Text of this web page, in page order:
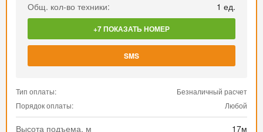
Общ. кол-во техники:
1 ед.
+7 ПОКАЗАТЬ НОМЕР
SMS
Тип оплаты:
Безналичный расчет
Порядок оплаты:
Любой
Высота подъема, м
17м